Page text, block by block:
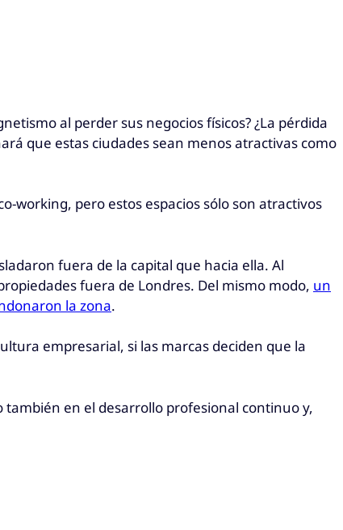
al perder sus negocios físicos? ¿La pérdida
que estas ciudades sean menos atractivas como
working, pero estos espacios sólo son atractivos
fuera de la capital que hacia ella. Al
fuera de Londres. Del mismo modo, un
la zona.
empresarial, si las marcas deciden que la
en el desarrollo profesional continuo y,